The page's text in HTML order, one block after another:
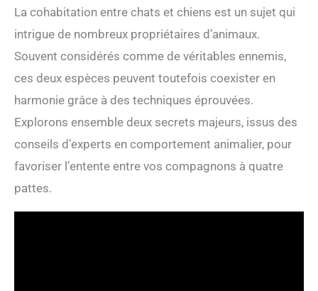
La cohabitation entre chats et chiens est un sujet qui
intrigue de nombreux propriétaires d’animaux.
Souvent considérés comme de véritables ennemis,
ces deux espèces peuvent toutefois coexister en
harmonie grâce à des techniques éprouvées.
Explorons ensemble deux secrets majeurs, issus des
conseils d’experts en comportement animalier, pour
favoriser l’entente entre vos compagnons à quatre
pattes.